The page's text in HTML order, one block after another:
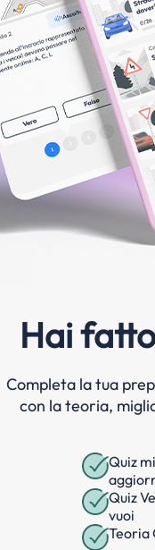
Hai
Completa la tua
con la teoria,
Quiz
Quiz
vuoi
Teoria